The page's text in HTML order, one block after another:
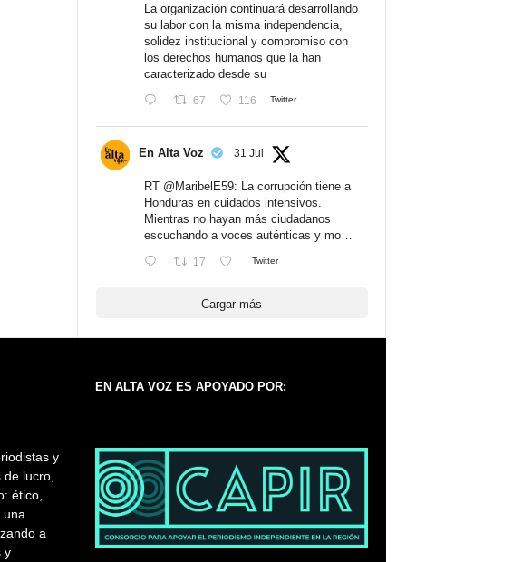
La organización continuará desarrollando
su labor con la misma independencia,
solidez institucional y compromiso con
los derechos humanos que la han
caracterizado desde su
67 116 Twitter
En Alta Voz 31 Jul
RT @MaribelE59: La corrupción tiene a
Honduras en cuidados intensivos.
Mientras no hayan más ciudadanos
escuchando a voces auténticas y mo…
17 Twitter
Cargar más
y
lucro,
ético,
una
a
y
EN ALTA VOZ ES APOYADO POR: